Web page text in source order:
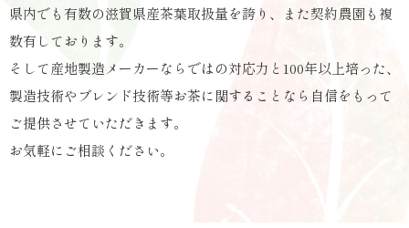
県内でも有数の滋賀県産茶葉取扱量を誇り、また契約農園も複
数有しております。
そして産地製造メーカーならではの対応力と100年以上培った、
製造技術やブレンド技術等お茶に関することなら自信をもって
ご提供させていただきます。
お気軽にご相談ください。